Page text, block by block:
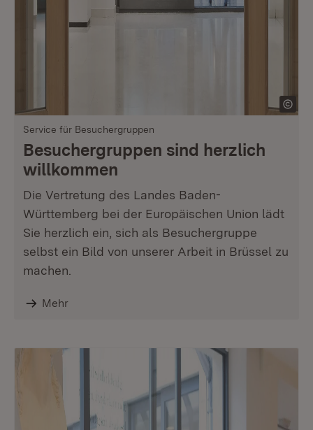
Service für Besuchergruppen
Besuchergruppen sind herzlich
willkommen
Die Vertretung des Landes Baden-
Württemberg bei der Europäischen Union lädt
Sie herzlich ein, sich als Besuchergruppe
selbst ein Bild von unserer Arbeit in Brüssel zu
machen.
Mehr